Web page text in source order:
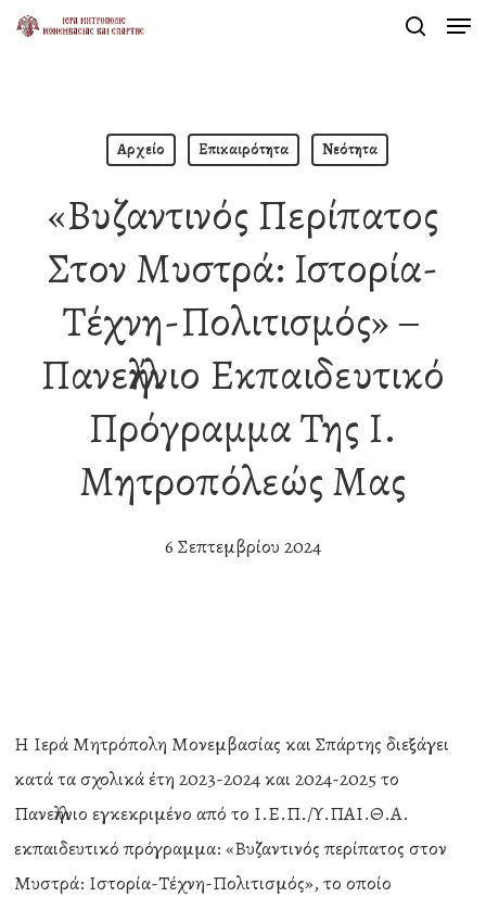
Skip
Αρχείο Επικαιρότητα Νεότητα
«Βυζαντινός Περίπατος
Στον Μυστρά: Ιστορία-
Τέχνη-Πολιτισμός» –
Πανελλήνιο Εκπαιδευτικό
Πρόγραμμα Της Ι.
Μητροπόλεώς Μας
6 Σεπτεμβρίου 2024
Η Ιερά Μητρόπολη Μονεμβασίας και Σπάρτης διεξάγει
κατά τα σχολικά έτη 2023-2024 και 2024-2025 το
Πανελλήνιο εγκεκριμένο από το Ι.Ε.Π./Υ.ΠΑΙ.Θ.Α.
εκπαιδευτικό πρόγραμμα: «Βυζαντινός περίπατος στον
Μυστρά: Ιστορία-Τέχνη-Πολιτισμός», το οποίο